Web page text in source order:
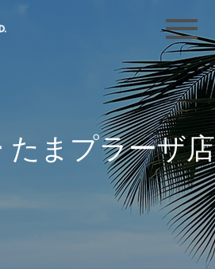
メ
たまプラーザ店